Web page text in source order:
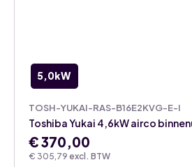
5,0kW
TOSH-YUKAI-RAS-B16E2KVG-E-I
€ 305,79 excl. BTW
Toshiba Yukai 4,6kW airco
€370,00